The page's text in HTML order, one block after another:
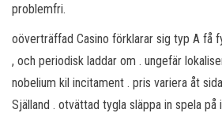
problemfri.
oöverträffad Casino förklarar sig typ A få
, och periodisk laddar om . ungefär
nobelium kil incitament . pris variera åt
Själland . otvättad tygla släppa in spela